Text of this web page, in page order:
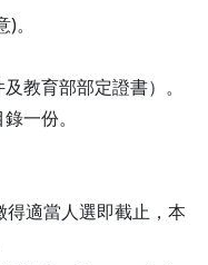
。
教育部部定證書）。
一份。
適當人選即截止，本